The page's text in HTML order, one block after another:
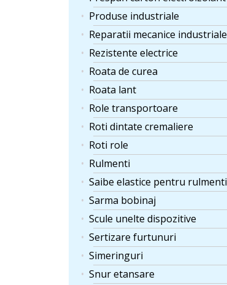
Produse industriale
Reparatii mecanice industriale
Rezistente electrice
Roata de curea
Roata lant
Role transportoare
Roti dintate cremaliere
Roti role
Rulmenti
Saibe elastice pentru rulmenti
Sarma bobinaj
Scule unelte dispozitive
Sertizare furtunuri
Simeringuri
Snur etansare